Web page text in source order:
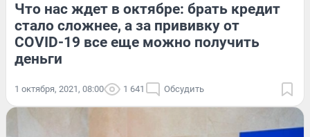
Что нас ждет в октябре: брать кредит
стало сложнее, а за прививку от
COVID-19 все еще можно получить
деньги
1 октября, 2021, 08:00 1 641 Обсудить